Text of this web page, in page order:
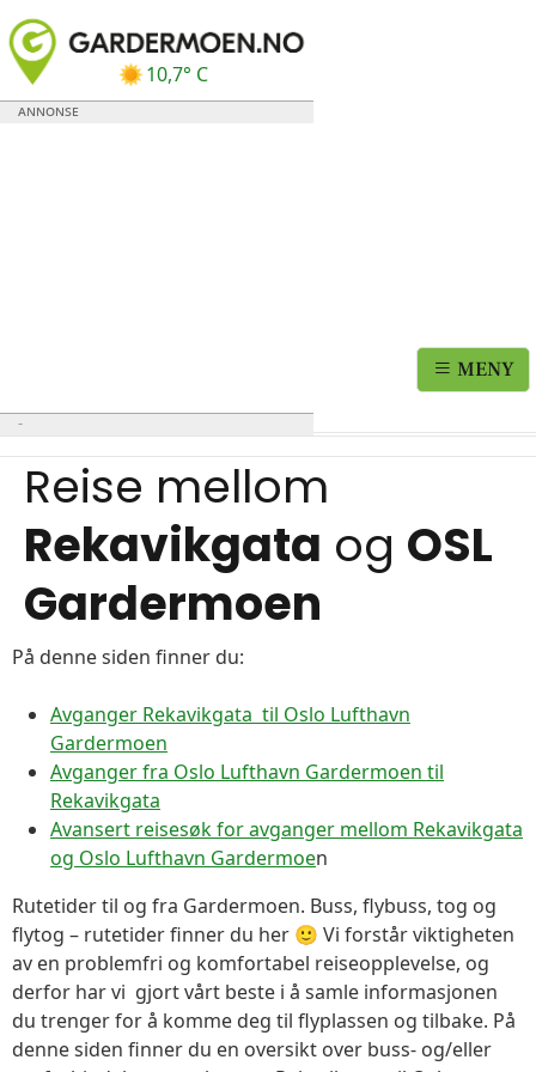
10,7° C
MENY
Reise mellom
Rekavikgata og OSL
Gardermoen
På denne siden finner du:
Avganger Rekavikgata til Oslo Lufthavn
Gardermoen
Avganger fra Oslo Lufthavn Gardermoen til
Rekavikgata
Avansert reisesøk for avganger mellom Rekavikgata
og Oslo Lufthavn Gardermoen
Rutetider til og fra Gardermoen. Buss, flybuss, tog og
flytog – rutetider finner du her 🙂 Vi forstår viktigheten
av en problemfri og komfortabel reiseopplevelse, og
derfor har vi gjort vårt beste i å samle informasjonen
du trenger for å komme deg til flyplassen og tilbake. På
denne siden finner du en oversikt over buss- og/eller